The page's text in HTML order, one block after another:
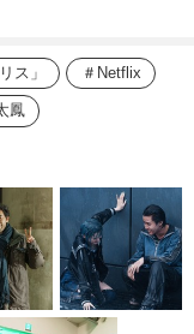
ス」 Netflix
鳳